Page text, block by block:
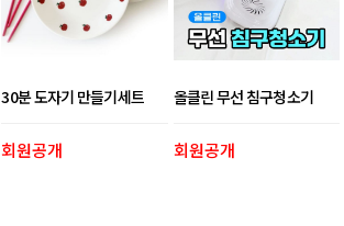
30분 도자기 만들기세트
회원공개
올클린 무선 침구청소기
회원공개